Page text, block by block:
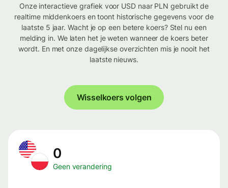
Onze interactieve grafiek voor USD naar PLN gebruikt de
realtime middenkoers en toont historische gegevens voor de
laatste 5 jaar. Wacht je op een betere koers? Stel nu een
melding in. We laten het je weten wanneer de koers beter
wordt. En met onze dagelijkse overzichten mis je nooit het
laatste nieuws.
Wisselkoers volgen
0
Geen verandering